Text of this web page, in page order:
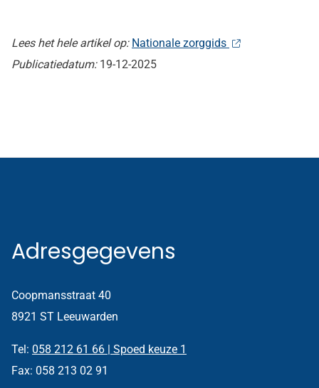
Lees het hele artikel op: Nationale zorggids
Publicatiedatum: 19-12-2025
Adresgegevens
Coopmansstraat 40
8921 ST Leeuwarden
Tel: 058 212 61 66 | Spoed keuze 1
Fax: 058 213 02 91